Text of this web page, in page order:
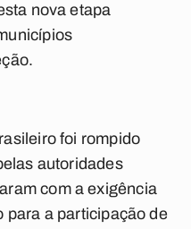
nova etapa
foi rompido
autoridades
com a exigência
para a participação de